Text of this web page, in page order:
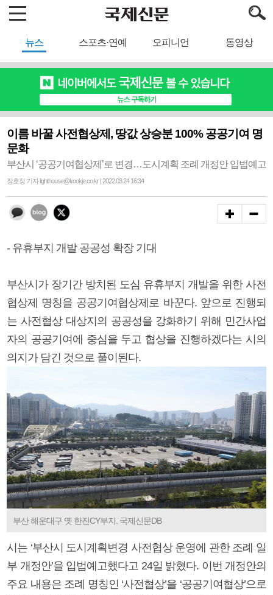
뉴스 스포츠·연예 오피니언 동영상
이름 바꿀 사전협상제, 땅값 상승분 100% 공공기여 명
문화
부산시 ‘공공기여협상제’로 변경…도시계획 조례 개정안 입법예고
장호정 기자 lighthouse@kookje.co.kr | 2022.03.24 16:34
- 유휴부지 개발 공공성 확장 기대
부산시가 장기간 방치된 도심 유휴부지 개발을 위한 사전
협상제 명칭을 공공기여협상제로 바꾼다. 앞으로 진행되
는 사전협상 대상지의 공공성을 강화하기 위해 민간사업
자의 공공기여에 중심을 두고 협상을 진행하겠다는 시의
의지가 담긴 것으로 풀이된다.
부산 해운대구 옛 한진CY부지. 국제신문DB
시는 ‘부산시 도시계획변경 사전협상 운영에 관한 조례 일
부 개정안’을 입법예고했다고 24일 밝혔다. 이번 개정안의
주요 내용은 조례 명칭인 ‘사전협상’을 ‘공공기여협상’으로